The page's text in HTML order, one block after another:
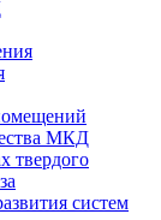
МКД
твердого
систем